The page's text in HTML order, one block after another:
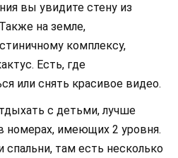
вы увидите стену из
на земле,
комплексу,
Есть, где
или снять красивое видео.
с детьми, лучше
номерах, имеющих 2 уровня.
спальни, там есть несколько